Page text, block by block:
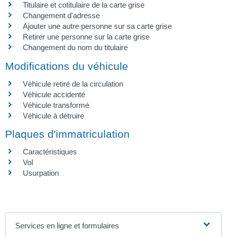
Titulaire et cotitulaire de la carte grise
Changement d'adresse
Ajouter une autre personne sur sa carte grise
Retirer une personne sur la carte grise
Changement du nom du titulaire
Modifications du véhicule
Véhicule retiré de la circulation
Véhicule accidenté
Véhicule transformé
Véhicule à détruire
Plaques d'immatriculation
Caractéristiques
Vol
Usurpation
Services en ligne et formulaires